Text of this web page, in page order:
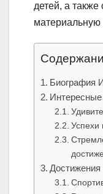
детей, а
Биография
Успехи
Достижения